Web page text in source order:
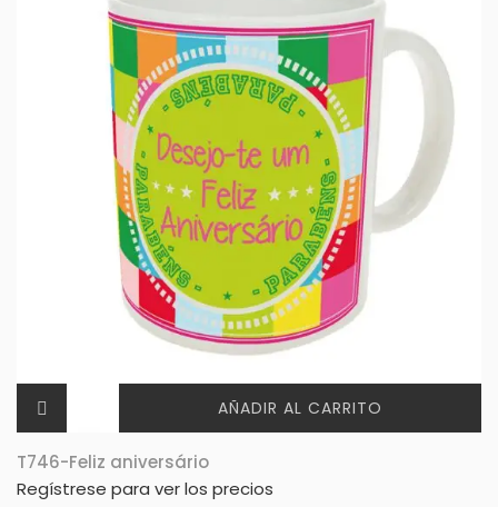
AÑADIR AL CARRITO
T746-Feliz aniversário
Regístrese para ver los precios